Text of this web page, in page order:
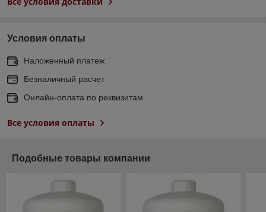
Условия оплаты
Наложенный платеж
Безналичный расчет
Онлайн-оплата по реквизитам
Все условия оплаты
Подобные товары компании